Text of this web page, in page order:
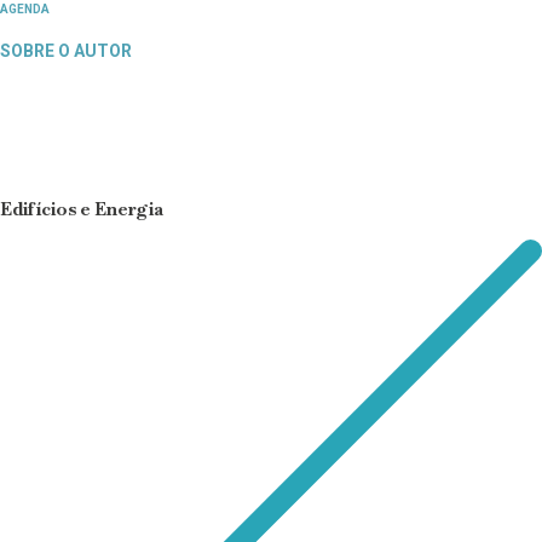
AGENDA
SOBRE O AUTOR
Edifícios e Energia